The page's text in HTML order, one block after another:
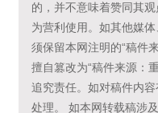
的，并不意味着赞同其
为营利使用。如其他媒
须保留本网注明的“稿件
擅自篡改为“稿件来源：
追究责任。如对稿件内
处理。 如本网转载稿涉